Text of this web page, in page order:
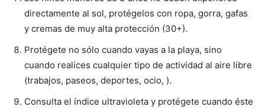
directamente al sol, protégelos con ropa, gorra, gafas
y cremas de muy alta protección (30+).
Protégete no sólo cuando vayas a la playa, sino
cuando realices cualquier tipo de actividad al aire libre
(trabajos, paseos, deportes, ocio, ).
Consulta el índice ultravioleta y protégete cuando éste